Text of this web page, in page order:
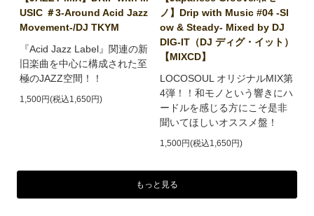
USIC ＃3-Around Acid Jazz
Movement-/DJ TKYM
『Acid Jazz Label』関連の新
旧楽曲を中心に構成された至
極のJAZZ空間！！
1,500円(税込1,650円)
ノ】Drip with Music #04 -Sl
ow & Steady- Mixed by DJ
DIG-IT（DJ ディグ・イット）
【MIXCD】
LOCOSOUL オリジナルMIX第
4弾！！和モノという響きにハ
ードルを感じる方にこそ是非
聞いてほしいオススメ盤！
1,500円(税込1,650円)
もっと見る